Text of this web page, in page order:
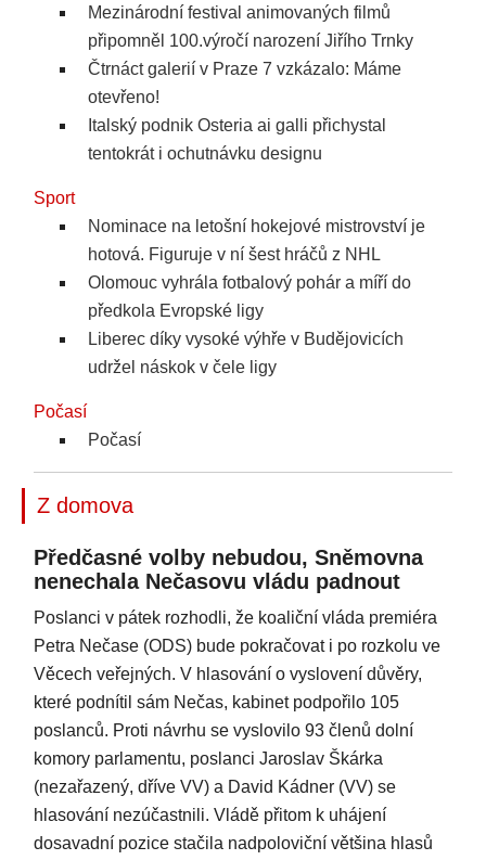
Mezinárodní festival animovaných filmů
připomněl 100.výročí narození Jiřího Trnky
Čtrnáct galerií v Praze 7 vzkázalo: Máme
otevřeno!
Italský podnik Osteria ai galli přichystal
tentokrát i ochutnávku designu
Sport
Nominace na letošní hokejové mistrovství je
hotová. Figuruje v ní šest hráčů z NHL
Olomouc vyhrála fotbalový pohár a míří do
předkola Evropské ligy
Liberec díky vysoké výhře v Budějovicích
udržel náskok v čele ligy
Počasí
Počasí
Z domova
Předčasné volby nebudou, Sněmovna
nenechala Nečasovu vládu padnout
Poslanci v pátek rozhodli, že koaliční vláda premiéra
Petra Nečase (ODS) bude pokračovat i po rozkolu ve
Věcech veřejných. V hlasování o vyslovení důvěry,
které podnítil sám Nečas, kabinet podpořilo 105
poslanců. Proti návrhu se vyslovilo 93 členů dolní
komory parlamentu, poslanci Jaroslav Škárka
(nezařazený, dříve VV) a David Kádner (VV) se
hlasování nezúčastnili. Vládě přitom k uhájení
dosavadní pozice stačila nadpoloviční většina hlasů